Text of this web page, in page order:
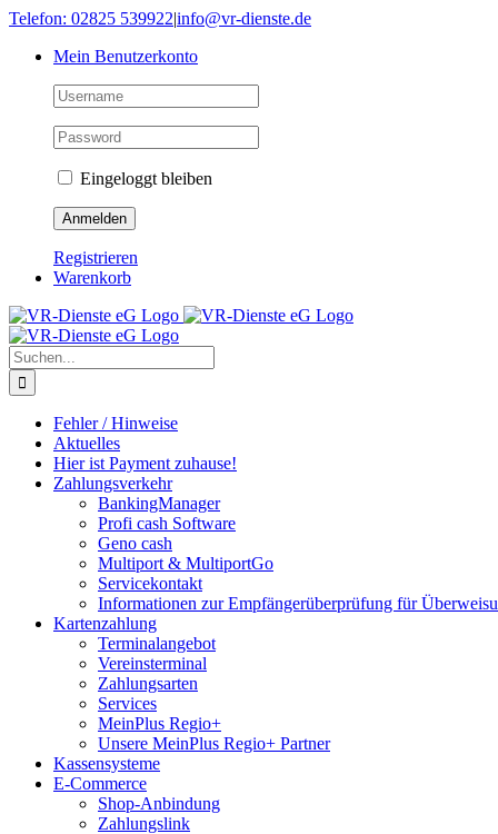
Skip
content
Telefon: 02825 539922|info@vr-dienste.de
Mein Benutzerkonto
Eingeloggt bleiben
Registrieren
Warenkorb
Suche
nach:
Fehler / Hinweise
Aktuelles
Hier ist Payment zuhause!
Zahlungsverkehr
BankingManager
Profi cash Software
Geno cash
Multiport & MultiportGo
Servicekontakt
Informationen zur Empfängerüberprüfung für
Kartenzahlung
Terminalangebot
Vereinsterminal
Zahlungsarten
Services
MeinPlus Regio+
Unsere MeinPlus Regio+ Partner
Kassensysteme
E-Commerce
Shop-Anbindung
Zahlungslink